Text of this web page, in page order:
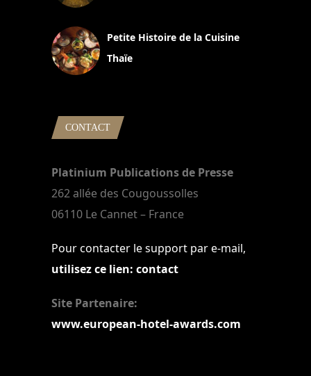
Petite Histoire de la Cuisine
Thaïe
CONTACT
Platinium Publications de Presse
262 allée des Cougoussolles
06110 Le Cannet – France
Pour contacter le support par e-mail,
utilisez ce lien: contact
Site Partenaire:
www.european-hotel-awards.com